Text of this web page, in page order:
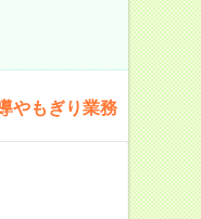
やもぎり業務